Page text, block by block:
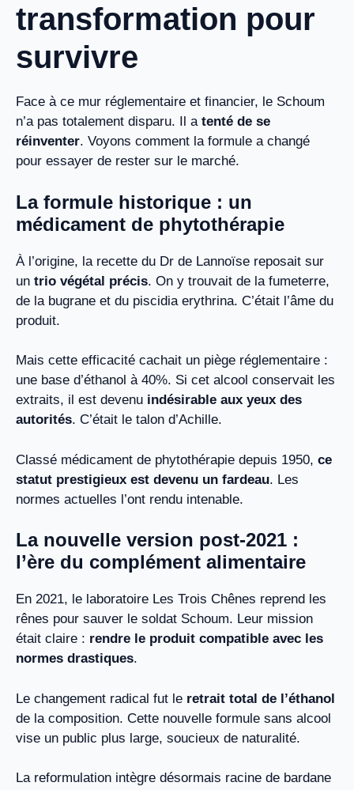
transformation pour
survivre
Face à ce mur réglementaire et financier, le Schoum
n’a pas totalement disparu. Il a tenté de se
réinventer. Voyons comment la formule a changé
pour essayer de rester sur le marché.
La formule historique : un
médicament de phytothérapie
À l’origine, la recette du Dr de Lannoïse reposait sur
un trio végétal précis. On y trouvait de la fumeterre,
de la bugrane et du piscidia erythrina. C’était l’âme du
produit.
Mais cette efficacité cachait un piège réglementaire :
une base d’éthanol à 40%. Si cet alcool conservait les
extraits, il est devenu indésirable aux yeux des
autorités. C’était le talon d’Achille.
Classé médicament de phytothérapie depuis 1950, ce
statut prestigieux est devenu un fardeau. Les
normes actuelles l’ont rendu intenable.
La nouvelle version post-2021 :
l’ère du complément alimentaire
En 2021, le laboratoire Les Trois Chênes reprend les
rênes pour sauver le soldat Schoum. Leur mission
était claire : rendre le produit compatible avec les
normes drastiques.
Le changement radical fut le retrait total de l’éthanol
de la composition. Cette nouvelle formule sans alcool
vise un public plus large, soucieux de naturalité.
La reformulation intègre désormais racine de bardane